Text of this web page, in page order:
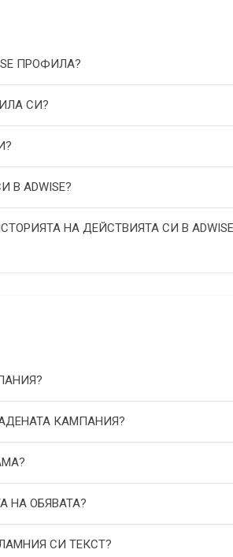
ПРОФИЛА?
СИ?
ADWISE?
НА ДЕЙСТВИЯТА СИ В
КАМПАНИЯ?
НА ОБЯВАТА?
СИ ТЕКСТ?